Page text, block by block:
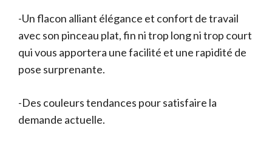
-Un flacon alliant élégance et confort de travail
avec son pinceau plat, fin ni trop long ni trop court
qui vous apportera une facilité et une rapidité de
pose surprenante.
-Des couleurs tendances pour satisfaire la
demande actuelle.